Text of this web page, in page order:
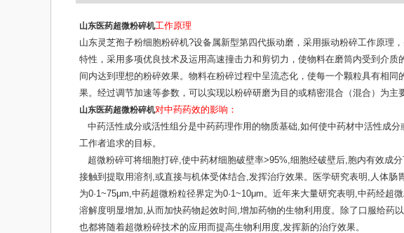
山东医药超微粉碎机工作原理
山东灵芝孢子粉细胞粉碎机?设备属新型第四代振动磨，采用振动粉碎工作原理
特性，采用多项优良技术及运用高速撞击力和剪切力，使物料在磨筒内受到介
间内达到理想的粉碎效果。物料在粉碎过程中呈流态化，使每一个颗粒具有相
果。经过调节加速等参数，可以实现以粉碎研磨为目的或精密混合（混合）为主
山东医药超微粉碎机对中药药效的影响：
中药活性成分或活性组分是中药药理作用的物质基础,如何使中药材中活性成
工作者追求的目标。
超微粉碎可将细胞打碎,使中药材细胞破壁率>95%,细胞经破壁后,胞内有效成
接触到提取用溶剂,或直接与机体受体结合,发挥治疗效果。医学研究表明,人体
为0·1~75μm,中药超微粉粒径界定为0·1~10μm。近年来大量研究表明,中药经超
溶解度明显增加,从而加快药物起效时间,增加药物的生物利用度。除了口服给药
也都将随着超微粉碎技术的应用而提高生物利用度,发挥新的治疗效果。